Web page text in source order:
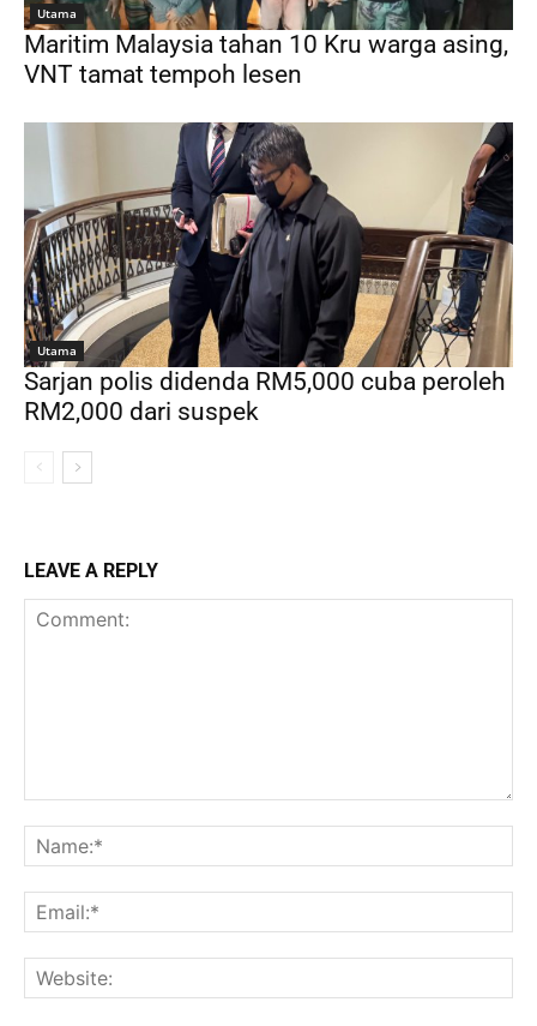
Utama
Maritim Malaysia tahan 10 Kru warga asing,
VNT tamat tempoh lesen
Utama
Sarjan polis didenda RM5,000 cuba peroleh
RM2,000 dari suspek
LEAVE A REPLY